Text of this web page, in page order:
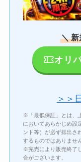
＼ 新
オリ
＞＞
※「最低保証」とは、
においてあらかじめ設
ント等）が必ず排出さ
するものではありません
※完売により販売終了
合がございます。